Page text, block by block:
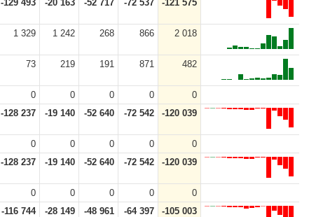
-129 493 -20 163 -52 717 -72 537 -121 575
1 329 1 242 268 866 2 018
73 219 191 871 482
0 0 0 0
0
-128 237 -19 140 -52 640 -72 542 -120 039
0 0 0 0
0
-128 237 -19 140 -52 640 -72 542 -120 039
0 0 0 0
0
-116 744 -28 149 -48 961 -64 397 -105 003